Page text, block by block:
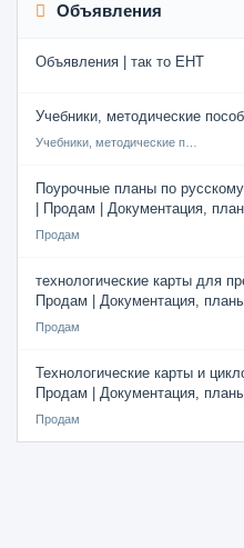
Объявления
Объявления | так то ЕНТ
Учебники, методические
Поурочные планы по
| Продам | Документация,
Продам
технологические карты для
Продам | Документация,
Продам
Технологические карты и
Продам | Документация,
Продам